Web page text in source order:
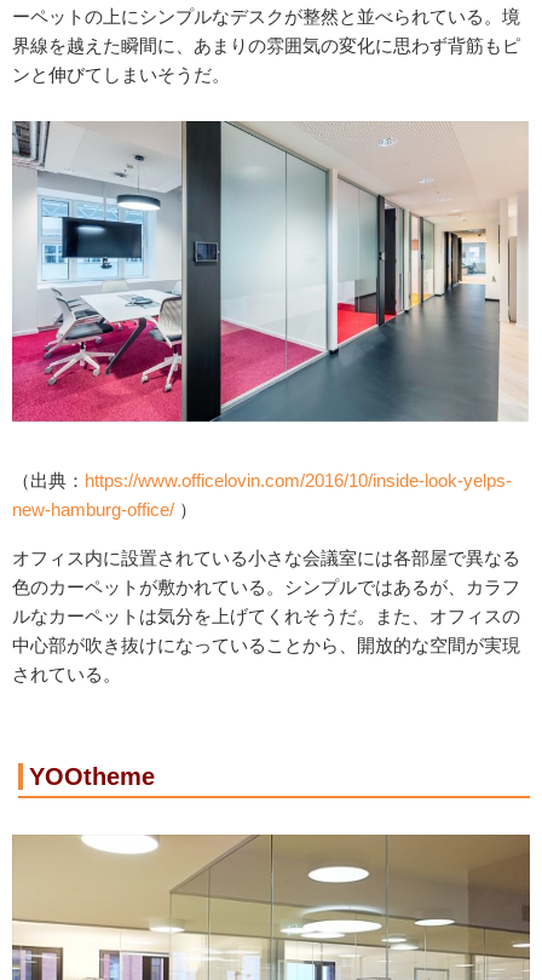
ーペットの上にシンプルなデスクが整然と並べられている。境
界線を越えた瞬間に、あまりの雰囲気の変化に思わず背筋もピ
ンと伸びてしまいそうだ。
（出典： https://www.officelovin.com/2016/10/inside-look-yelps-
new-hamburg-office/ ）
オフィス内に設置されている小さな会議室には各部屋で異なる
色のカーペットが敷かれている。シンプルではあるが、カラフ
ルなカーペットは気分を上げてくれそうだ。また、オフィスの
中心部が吹き抜けになっていることから、開放的な空間が実現
されている。
YOOtheme